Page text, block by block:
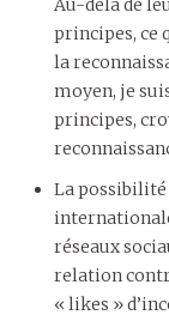
Au-delà de
principes, ce
la
moyen, je
principes,
La possibilité
réseaux
relation
« likes »